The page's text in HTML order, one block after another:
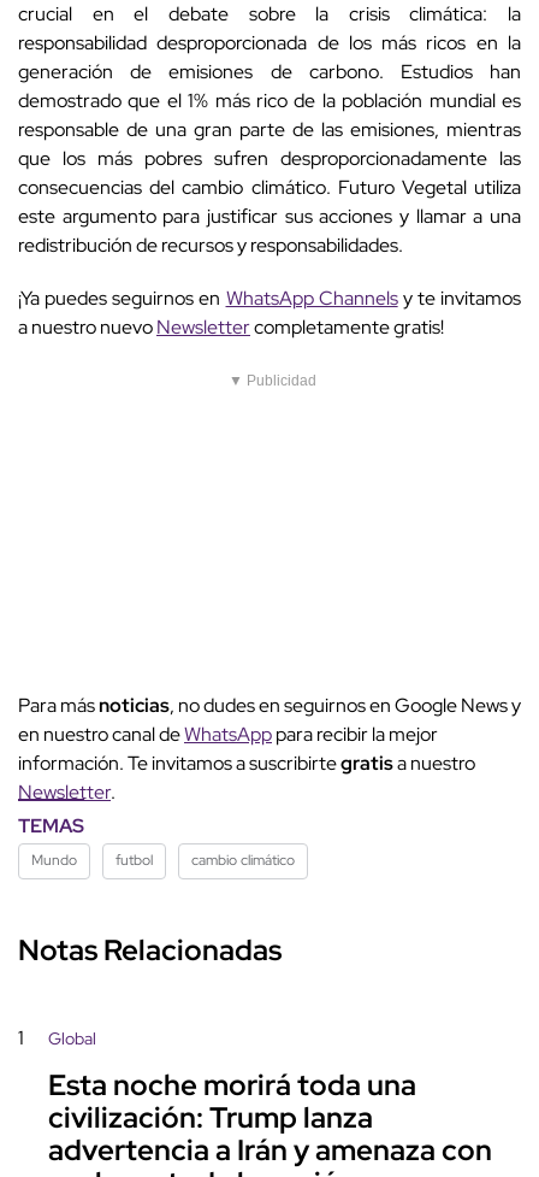
crucial en el debate sobre la crisis climática: la
responsabilidad desproporcionada de los más ricos en la
generación de emisiones de carbono. Estudios han
demostrado que el 1% más rico de la población mundial es
responsable de una gran parte de las emisiones, mientras
que los más pobres sufren desproporcionadamente las
consecuencias del cambio climático. Futuro Vegetal utiliza
este argumento para justificar sus acciones y llamar a una
redistribución de recursos y responsabilidades.
¡Ya puedes seguirnos en WhatsApp Channelsy te invitamos
a nuestro nuevoNewslettercompletamente gratis!
▼ Publicidad
Para másnoticias, no dudes en seguirnos en Google News y
en nuestro canal deWhatsApppara recibir la mejor
información. Te invitamos a suscribirtegratisa nuestro
Newsletter.
TEMAS
Mundo futbol cambio climático
Notas Relacionadas
1 Global
Esta noche morirá toda una
civilización: Trump lanza
advertencia a Irán y amenaza con